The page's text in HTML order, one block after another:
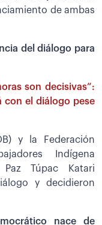
de ambas
del diálogo para
son decisivas”:
con el diálogo pese
y la Federación
Indígena
Túpac Katari
y decidieron
nace de